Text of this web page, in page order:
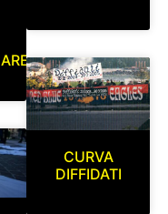
CURVA
DIFFIDATI